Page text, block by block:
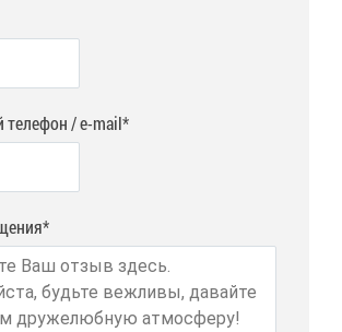
/ e-mail*